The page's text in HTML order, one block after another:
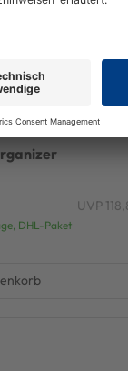
UVP
DHL-Paket